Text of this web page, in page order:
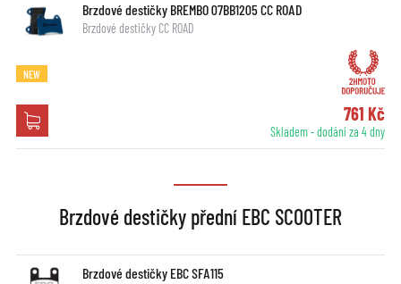
Brzdové destičky BREMBO 07BB1205 CC ROAD
Brzdové destičky CC ROAD
NEW
761 Kč
Skladem - dodání za 4 dny
Brzdové destičky přední EBC SCOOTER
Brzdové destičky EBC SFA115